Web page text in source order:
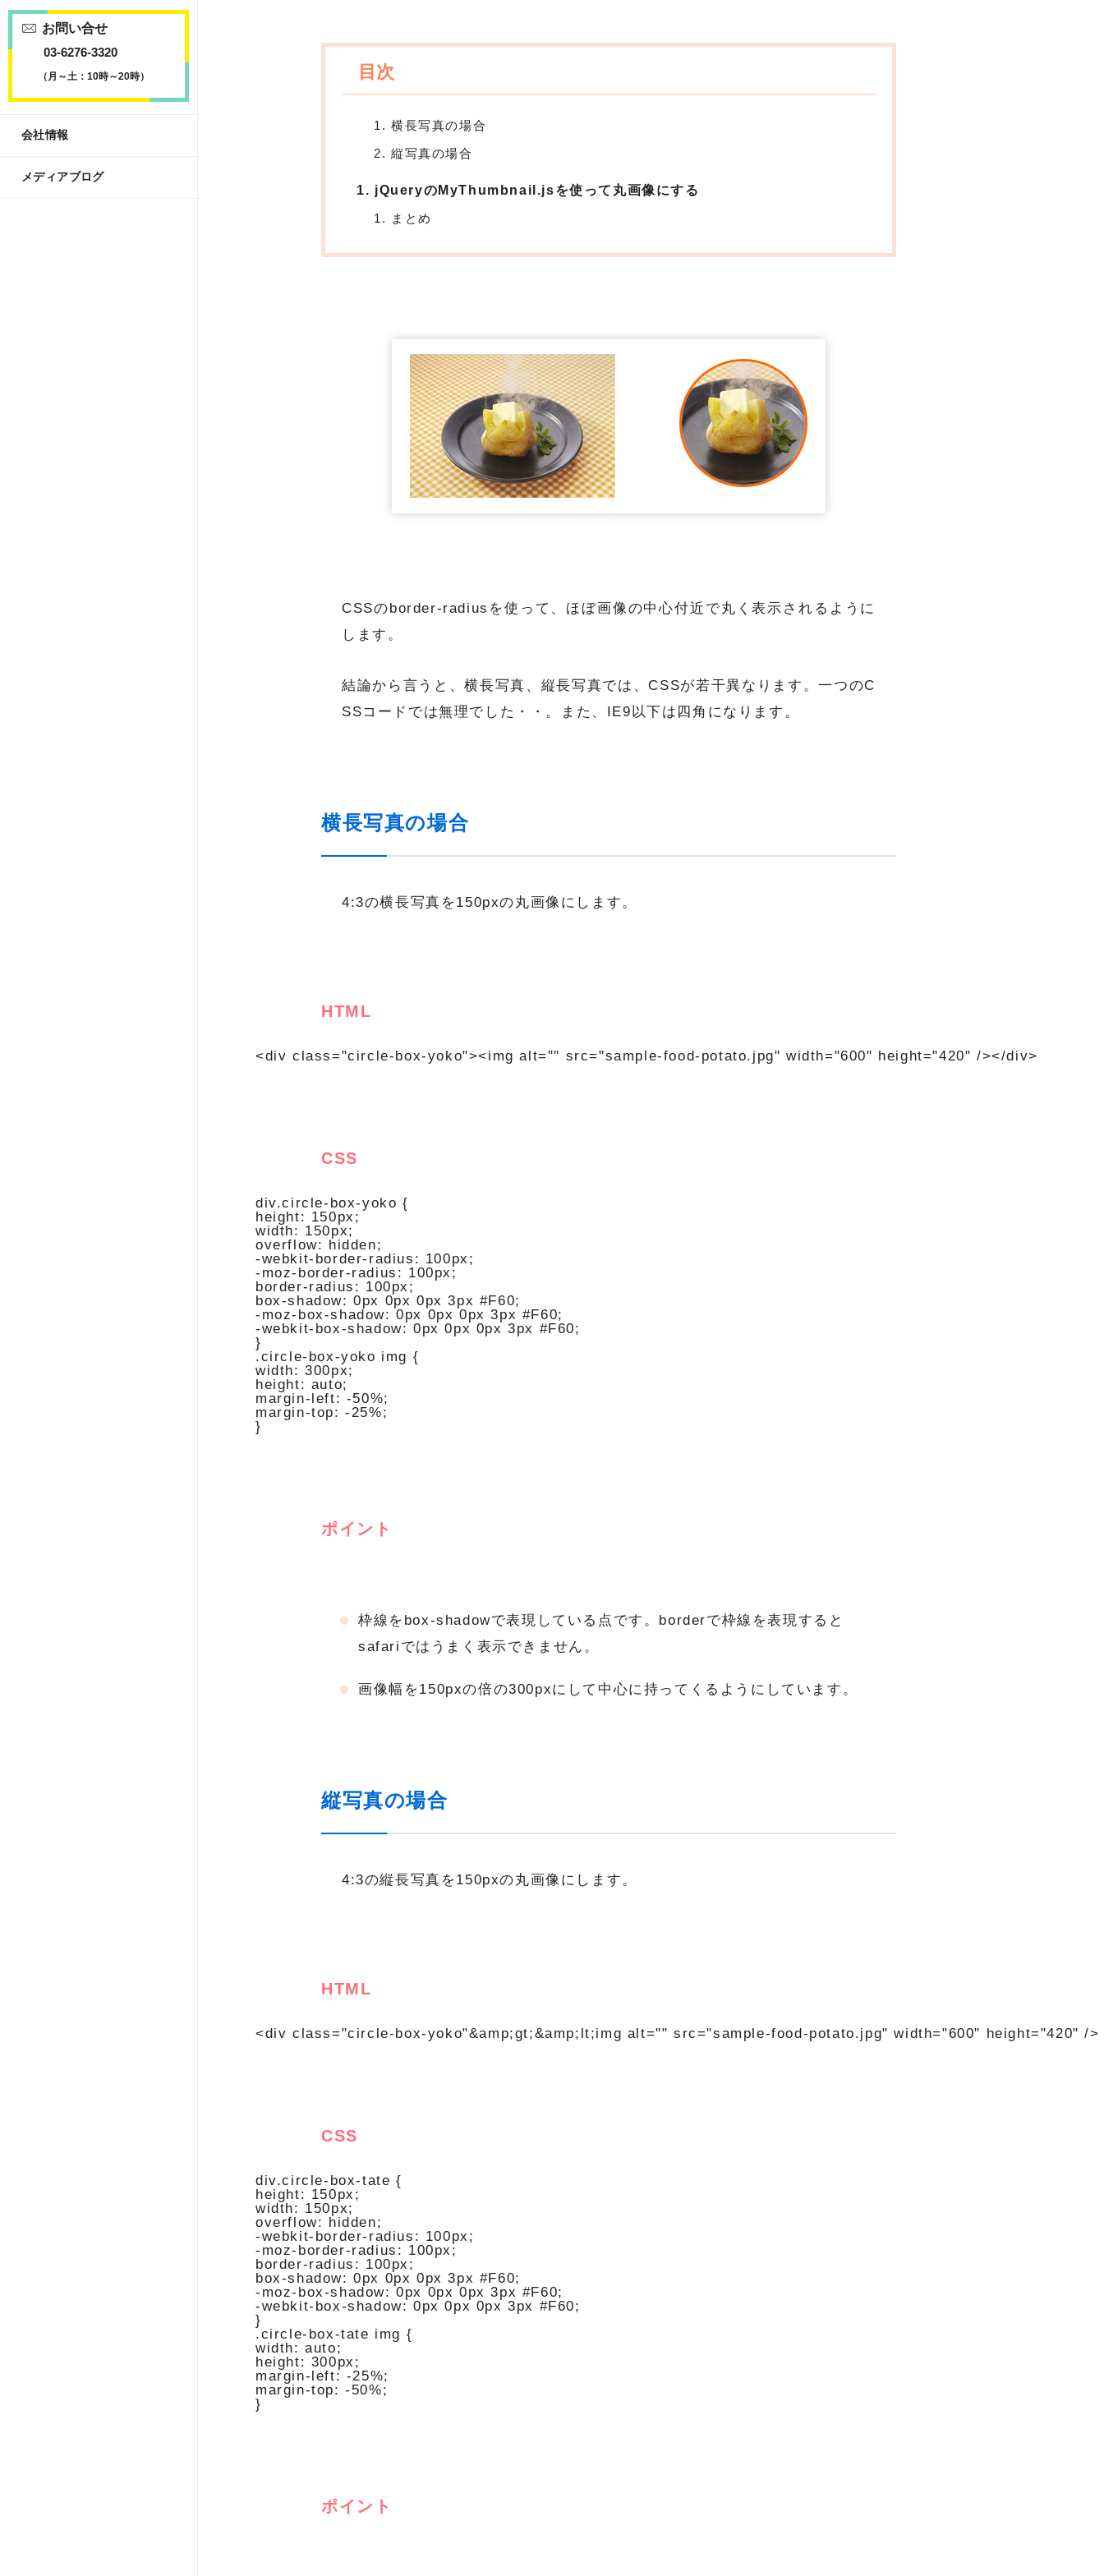
横長写真の場合
縦写真の場合
jQueryのMyThumbnail.jsを使って丸画像にする
まとめ
CSSのborder-radiusを使って、ほぼ画像の中心付近で丸く表示されるように
します。
結論から言うと、横長写真、縦長写真では、CSSが若干異なります。一つのC
SSコードでは無理でした・・。また、IE9以下は四角になります。
横長写真の場合
4:3の横長写真を150pxの丸画像にします。
HTML
<div class="circle-box-yoko"><img alt="" src="sample-food-potato.jpg" width="600" height="420" /></div>
CSS
div.circle-box-yoko {
height: 150px;
width: 150px;
overflow: hidden;
-webkit-border-radius: 100px;
-moz-border-radius: 100px;
border-radius: 100px;
box-shadow: 0px 0px 0px 3px #F60;
-moz-box-shadow: 0px 0px 0px 3px #F60;
-webkit-box-shadow: 0px 0px 0px 3px #F60;
}
.circle-box-yoko img {
width: 300px;
height: auto;
margin-left: -50%;
margin-top: -25%;
ポイント
枠線をbox-shadowで表現している点です。borderで枠線を表現すると
safariではうまく表示できません。
画像幅を150pxの倍の300pxにして中心に持ってくるようにしています。
縦写真の場合
4:3の縦長写真を150pxの丸画像にします。
HTML
<div class="circle-box-yoko"&amp;gt;&amp;lt;img alt="" src="sample-food-potato.jpg" width="600" height="420" />
CSS
div.circle-box-tate {
height: 150px;
width: 150px;
overflow: hidden;
-webkit-border-radius: 100px;
-moz-border-radius: 100px;
border-radius: 100px;
box-shadow: 0px 0px 0px 3px #F60;
-moz-box-shadow: 0px 0px 0px 3px #F60;
-webkit-box-shadow: 0px 0px 0px 3px #F60;
}
.circle-box-tate img {
width: auto;
height: 300px;
margin-left: -25%;
margin-top: -50%;
}
ポイント
お問い合せ
03-6276-3320
（月～土：10時～20時）
会社情報
メディアブログ